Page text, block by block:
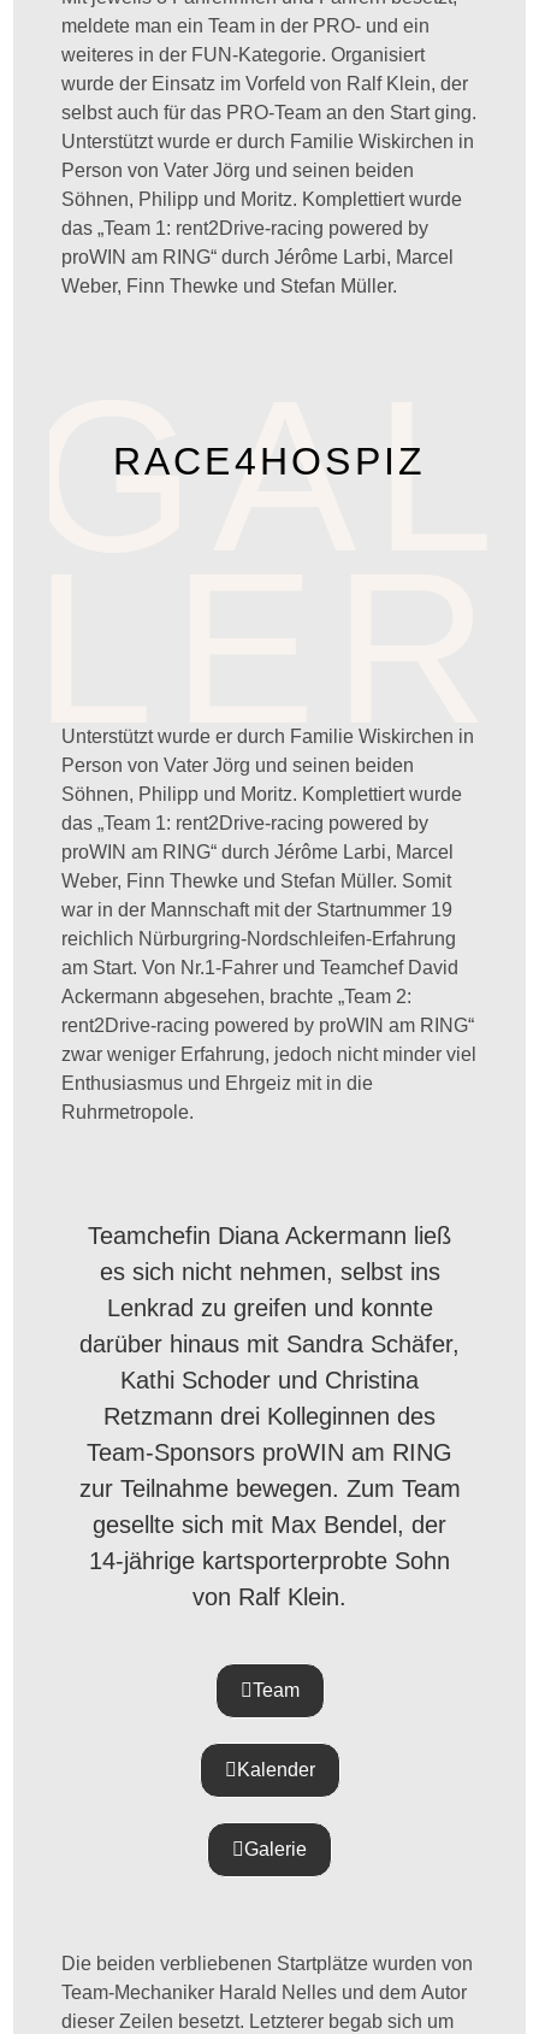
meldete man ein Team in der PRO- und ein
weiteres in der FUN-Kategorie. Organisiert
wurde der Einsatz im Vorfeld von Ralf Klein, der
selbst auch für das PRO-Team an den Start ging.
Unterstützt wurde er durch Familie Wiskirchen in
Person von Vater Jörg und seinen beiden
Söhnen, Philipp und Moritz. Komplettiert wurde
das „Team 1: rent2Drive-racing powered by
proWIN am RING“ durch Jérôme Larbi, Marcel
Weber, Finn Thewke und Stefan Müller.
RACE4HOSPIZ
GAL
Y
Unterstützt wurde er durch Familie Wiskirchen in
Person von Vater Jörg und seinen beiden
Söhnen, Philipp und Moritz. Komplettiert wurde
das „Team 1: rent2Drive-racing powered by
proWIN am RING“ durch Jérôme Larbi, Marcel
Weber, Finn Thewke und Stefan Müller. Somit
war in der Mannschaft mit der Startnummer 19
reichlich Nürburgring-Nordschleifen-Erfahrung
am Start. Von Nr.1-Fahrer und Teamchef David
Ackermann abgesehen, brachte „Team 2:
rent2Drive-racing powered by proWIN am RING“
zwar weniger Erfahrung, jedoch nicht minder viel
Enthusiasmus und Ehrgeiz mit in die
Ruhrmetropole.
Teamchefin Diana Ackermann ließ
es sich nicht nehmen, selbst ins
Lenkrad zu greifen und konnte
darüber hinaus mit Sandra Schäfer,
Kathi Schoder und Christina
Retzmann drei Kolleginnen des
Team-Sponsors proWIN am RING
zur Teilnahme bewegen. Zum Team
gesellte sich mit Max Bendel, der
14-jährige kartsporterprobte Sohn
von Ralf Klein.
Team
Kalender
Galerie
Die beiden verbliebenen Startplätze wurden von
Team-Mechaniker Harald Nelles und dem Autor
dieser Zeilen besetzt. Letzterer begab sich um